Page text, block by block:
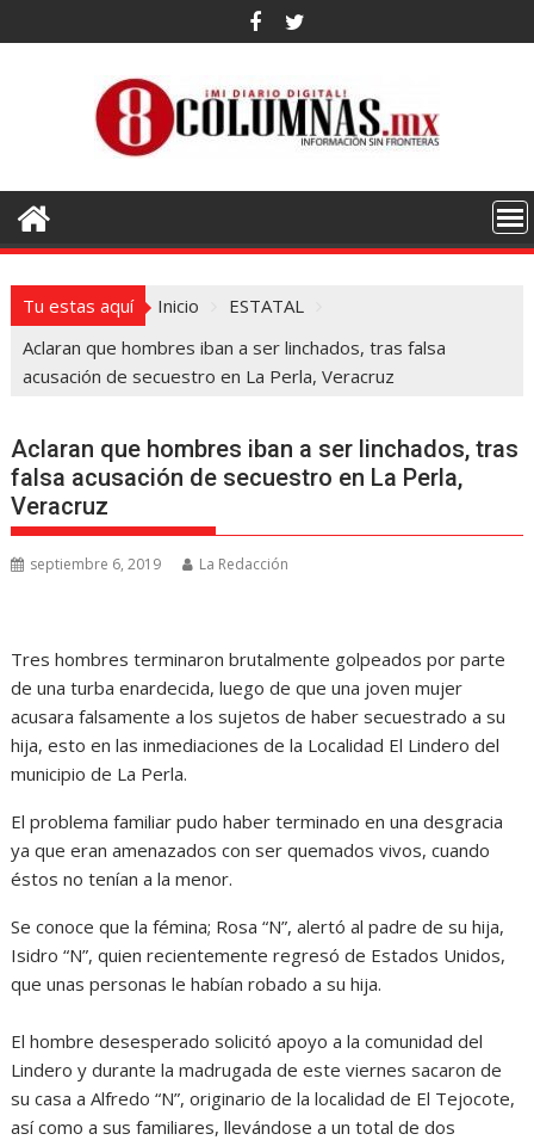
al
Tu estas aquí Inicio
ESTATAL
Aclaran que hombres iban a ser linchados, tras falsa
acusación de secuestro en La Perla, Veracruz
Aclaran que hombres iban a ser linchados, tras
falsa acusación de secuestro en La Perla,
Veracruz
septiembre 6, 2019 La Redacción
Tres hombres terminaron brutalmente golpeados por parte
de una turba enardecida, luego de que una joven mujer
acusara falsamente a los sujetos de haber secuestrado a su
hija, esto en las inmediaciones de la Localidad El Lindero del
municipio de La Perla.
El problema familiar pudo haber terminado en una desgracia
ya que eran amenazados con ser quemados vivos, cuando
éstos no tenían a la menor.
Se conoce que la fémina; Rosa “N”, alertó al padre de su hija,
Isidro “N”, quien recientemente regresó de Estados Unidos,
que unas personas le habían robado a su hija.
El hombre desesperado solicitó apoyo a la comunidad del
Lindero y durante la madrugada de este viernes sacaron de
su casa a Alfredo “N”, originario de la localidad de El Tejocote,
así como a sus familiares, llevándose a un total de dos